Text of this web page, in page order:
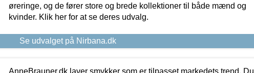
øreringe, og de fører store og brede kollektioner til både mænd og
kvinder. Klik her for at se deres udvalg.
Se udvalget på Nirbana.dk
AnneBrauner.dk laver smykker som er tilpasset markedets trend. Du